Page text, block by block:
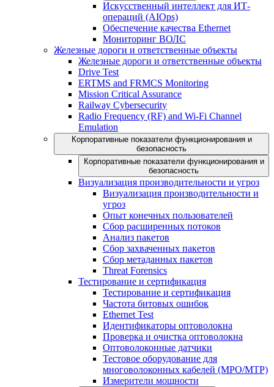
Искусственный интеллект для ИТ-
операций (AIOps)
Обеспечение качества Ethernet
Мониторинг ВОЛС
Железные дороги и ответственные объекты
Железные дороги и ответственные объекты
Drive Test
ERTMS and FRMCS Monitoring
Mission Critical Assurance
Railway Cybersecurity
Radio Frequency (RF) and Wi-Fi Channel
Emulation
Корпоративные показатели функционирования и
безопасность
Корпоративные показатели функционирования и
безопасность
Визуализация производительности и угроз
Визуализация производительности и
угроз
Опыт конечных пользователей
Сбор расширенных потоков
Анализ пакетов
Сбор захваченных пакетов
Сбор метаданных пакетов
Threat Forensics
Тестирование и сертификация
Тестирование и сертификация
Частота битовых ошибок
Ethernet Test
Идентификаторы оптоволокна
Проверка и очистка оптоволокна
Оптоволоконные датчики
Тестовое оборудование для
многоволоконных кабелей (MPO/MTP)
Измерители мощности